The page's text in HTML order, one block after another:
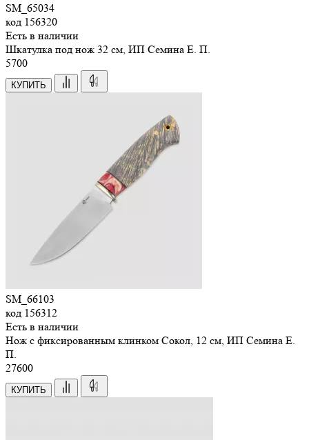
SM_65034
код 156320
Есть в наличии
Шкатулка под нож 32 см, ИП Семина Е. П.
5700
КУПИТЬ
SM_66103
код 156312
Есть в наличии
Нож с фиксированным клинком Сокол, 12 см, ИП Семина Е.
П.
27600
КУПИТЬ